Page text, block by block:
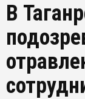
В